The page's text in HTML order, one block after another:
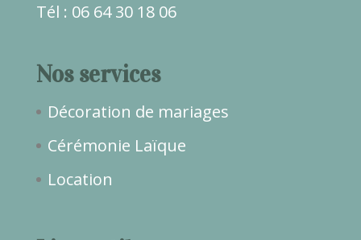
Tél : 06 64 30 18 06
Nos services
Décoration de mariages
Cérémonie Laïque
Location